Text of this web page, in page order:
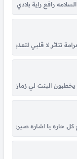
رافع راية بلادي
تتاثر لا قلبي
هلي يخطبون البنت لي
حاره يا اشاره صيري